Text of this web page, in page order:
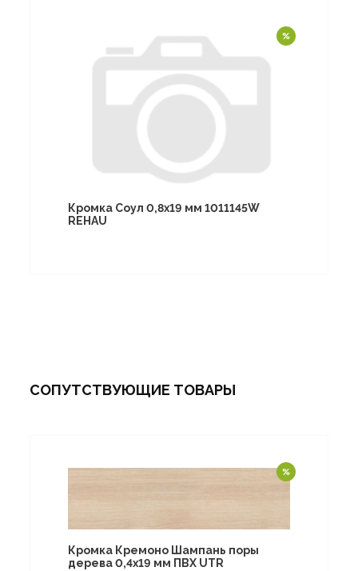
Кромка Соул 0,8х19 мм 1011145W
REHAU
СОПУТСТВУЮЩИЕ ТОВАРЫ
Кромка Кремоно Шампань поры
дерева 0,4х19 мм ПВХ UTR